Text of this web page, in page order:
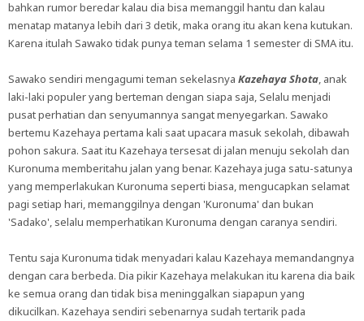
bahkan rumor beredar kalau dia bisa memanggil hantu dan kalau
menatap matanya lebih dari 3 detik, maka orang itu akan kena kutukan.
Karena itulah Sawako tidak punya teman selama 1 semester di SMA itu.
Sawako sendiri mengagumi teman sekelasnya Kazehaya Shota, anak
laki-laki populer yang berteman dengan siapa saja, Selalu menjadi
pusat perhatian dan senyumannya sangat menyegarkan. Sawako
bertemu Kazehaya pertama kali saat upacara masuk sekolah, dibawah
pohon sakura. Saat itu Kazehaya tersesat di jalan menuju sekolah dan
Kuronuma memberitahu jalan yang benar. Kazehaya juga satu-satunya
yang memperlakukan Kuronuma seperti biasa, mengucapkan selamat
pagi setiap hari, memanggilnya dengan 'Kuronuma' dan bukan
'Sadako', selalu memperhatikan Kuronuma dengan caranya sendiri.
Tentu saja Kuronuma tidak menyadari kalau Kazehaya memandangnya
dengan cara berbeda. Dia pikir Kazehaya melakukan itu karena dia baik
ke semua orang dan tidak bisa meninggalkan siapapun yang
dikucilkan. Kazehaya sendiri sebenarnya sudah tertarik pada